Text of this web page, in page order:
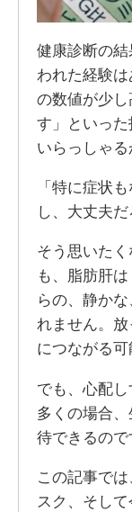
健康診断の
われた経験
の数値が少
す」といっ
いらっしゃる
「特に症状
し、大丈夫
そう思いた
も、脂肪肝
らの、静か
れません。
につながる可
でも、心配し
多くの場合
待できるので
この記事で
スク、そし